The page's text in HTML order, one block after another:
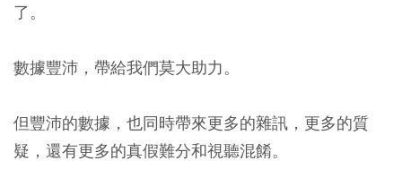
了。
數據豐沛，帶給我們莫大助力。
但豐沛的數據，也同時帶來更多的雜訊，更多的質
疑，還有更多的真假難分和視聽混餚。